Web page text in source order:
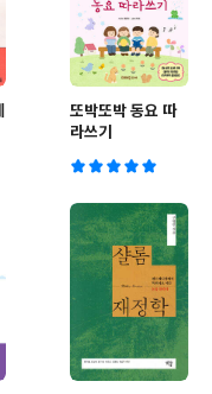
또박또박 동요 따
라쓰기